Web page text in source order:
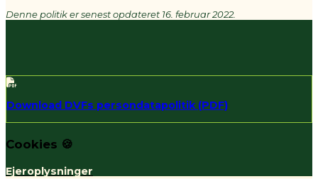
Denne politik er senest opdateret 16. februar 2022.
Download DVFs persondatapolitik (PDF)
Cookies 🍪
Ejeroplysninger